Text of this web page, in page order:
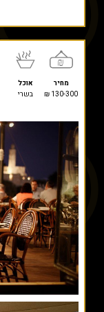
מחיר אוכל
130-300 ₪
בשרי